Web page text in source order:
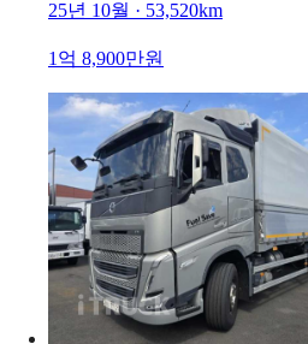
25년 10월 · 53,520km
1억 8,900만원